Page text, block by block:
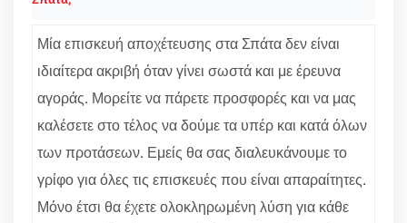
Μία επισκευή αποχέτευσης στα Σπάτα δεν είναι
ιδιαίτερα ακριβή όταν γίνει σωστά και με έρευνα
αγοράς. Μορείτε να πάρετε προσφορές και να μας
καλέσετε στο τέλος να δούμε τα υπέρ και κατά όλων
των προτάσεων. Εμείς θα σας διαλευκάνουμε το
γρίφο για όλες τις επισκευές που είναι απαραίτητες.
Μόνο έτσι θα έχετε ολοκληρωμένη λύση για κάθε